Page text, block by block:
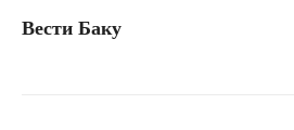
Вести Баку